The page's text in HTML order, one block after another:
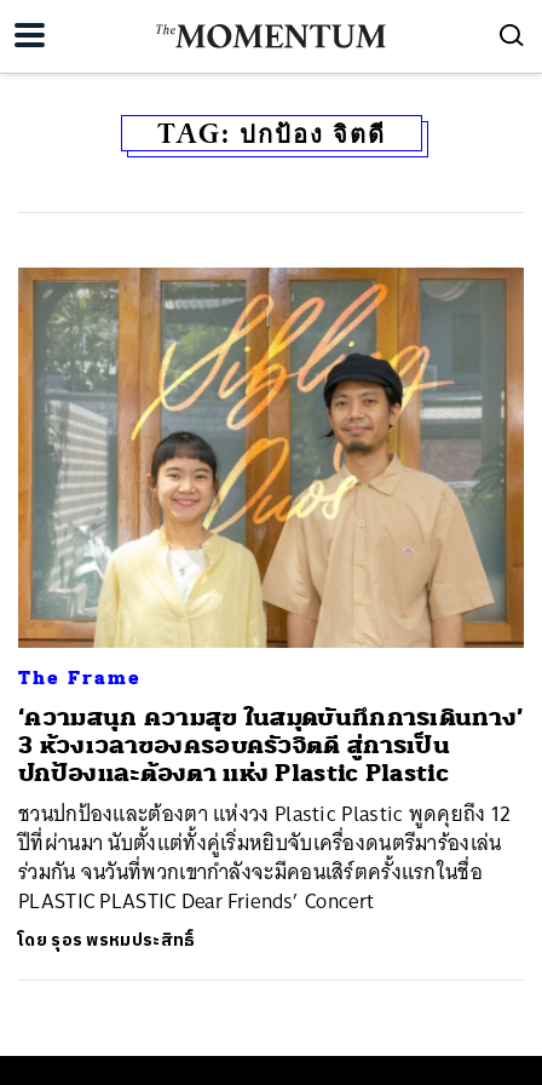
TAG: ปกป้อง จิตดี
The Frame
‘ความสนุก ความสุข ในสมุดบันทึกการเดินทาง’
3 ห้วงเวลาของครอบครัวจิตดี สู่การเป็น
ปกป้องและต้องตา แห่ง Plastic Plastic
ชวนปกป้องและต้องตา แห่งวง Plastic Plastic พูดคุยถึง 12
ปีที่ผ่านมา นับตั้งแต่ทั้งคู่เริ่มหยิบจับเครื่องดนตรีมาร้องเล่น
ร่วมกัน จนวันที่พวกเขากำลังจะมีคอนเสิร์ตครั้งแรกในชื่อ
PLASTIC PLASTIC Dear Friends’ Concert
โดย รุอร พรหมประสิทธิ์
SHARE TWEET LINE EMAIL